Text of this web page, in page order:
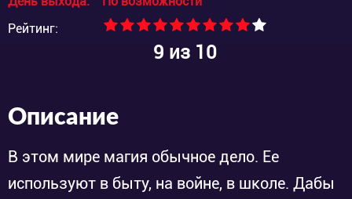
Рейтинг:
9 из 10
Описание
В этом мире магия обычное дело. Ее
используют в быту, на войне, в школе. Дабы